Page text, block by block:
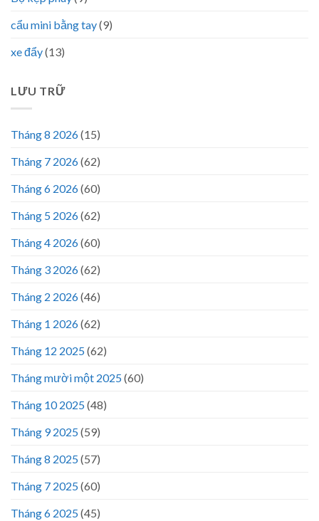
cẩu mini bằng tay(9)
xe đẩy(13)
LƯU TRỮ
Tháng 8 2026(15)
Tháng 7 2026(62)
Tháng 6 2026(60)
Tháng 5 2026(62)
Tháng 4 2026(60)
Tháng 3 2026(62)
Tháng 2 2026(46)
Tháng 1 2026(62)
Tháng 12 2025(62)
Tháng mười một 2025(60)
Tháng 10 2025(48)
Tháng 9 2025(59)
Tháng 8 2025(57)
Tháng 7 2025(60)
Tháng 6 2025(45)